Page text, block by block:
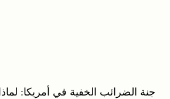
جنة الضرائب الخفية في أمريكا: